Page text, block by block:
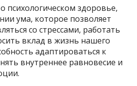
психологическом здоровье,
ума, которое позволяет
со стрессами, работать
вклад в жизнь нашего
адаптироваться к
внутреннее равновесие и